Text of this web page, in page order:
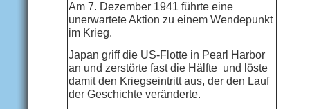
Am 7. Dezember 1941 führte eine
unerwartete Aktion zu einem Wendepunkt
im Krieg.
Japan griff die US-Flotte in Pearl Harbor
an und zerstörte fast die Hälfte und löste
damit den Kriegseintritt aus, der den Lauf
der Geschichte veränderte.